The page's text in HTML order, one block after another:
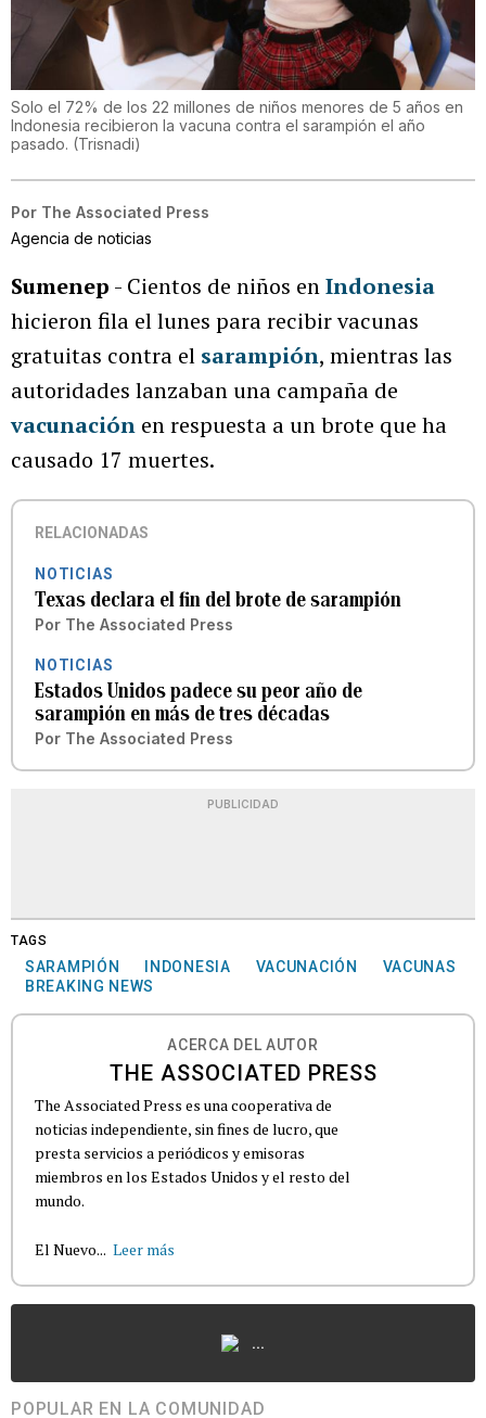
Solo el 72% de los 22 millones de niños menores de 5 años en
Indonesia recibieron la vacuna contra el sarampión el año
pasado. (Trisnadi)
Por The Associated Press
Agencia de noticias
Sumenep - Cientos de niños enIndonesia
hicieron fila el lunes para recibir vacunas
gratuitas contra el sarampión, mientras las
autoridades lanzaban una campaña de
vacunación en respuesta a un brote que ha
causado 17 muertes.
RELACIONADAS
NOTICIAS
Texas declara el fin del brote de sarampión
Por The Associated Press
NOTICIAS
Estados Unidos padece su peor año de
sarampión en más de tres décadas
Por The Associated Press
PUBLICIDAD
TAGS
SARAMPIÓN INDONESIA VACUNACIÓN
VACUNAS
BREAKING NEWS
ACERCA DEL AUTOR
THE ASSOCIATED PRESS
The Associated Press es una cooperativa de
noticias independiente, sin fines de lucro, que
presta servicios a periódicos y emisoras
miembros en los Estados Unidos y el resto del
mundo.
El Nuevo... Leer más
...
POPULAR EN LA COMUNIDAD